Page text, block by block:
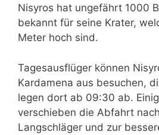
Nisyros hat ungefährt 1000
bekannt für seine Krater,
Meter hoch sind.
Tagesausflüger können
Kardamena aus besuchen,
legen dort ab 09:30 ab.
verschieben die Abfahrt
Langschläger und zur